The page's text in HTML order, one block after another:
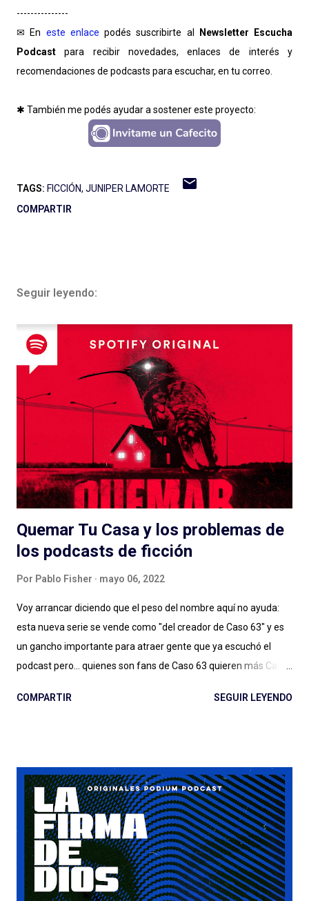
---------------
✉ En este enlace podés suscribirte al
Newsletter Escucha
Podcast para recibir novedades, enlaces de interés y
recomendaciones de podcasts para escuchar, en tu correo.
✱ También me podés ayudar a sostener este proyecto:
TAGS: FICCIÓN JUNIPER LAMORTE
COMPARTIR
Seguir leyendo:
Quemar Tu Casa y los problemas de
los podcasts de ficción
Por Pablo Fisher mayo 06, 2022
Voy arrancar diciendo que el peso del nombre aquí no ayuda:
esta nueva serie se vende como "del creador de Caso 63" y es
un gancho importante para atraer gente que ya escuchó el
podcast pero... quienes son fans de Caso 63 quieren más Caso
ese lugar en el que vamos a seguir a creadores de podcasts de
tener o no éxito con las audiencias (después debatamos qué es
el éxito para un podcast de ficción) a pesar de/gracias a los
esfuerzos de Spotify: el lanzamiento, la presencia en la
aplicación, la muy atractiva portada, el genial título pueden ser
suficientes o no para disparar montones de escuchas iniciales
de una serie que... tarda en arrancar. La pasé bien escuchando
los episodios entre el tercero/cuarto y el octavo/noveno pero
COMPARTIR SEGUIR LEYENDO